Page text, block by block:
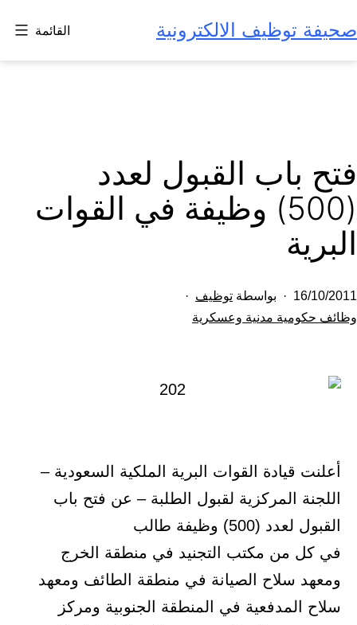
إلى
المحتوى
صحيفة توظيف الالكترونية القائمة
فتح باب القبول لعدد
(500) وظيفة في القوات
البرية
تم
النشر
16/10/2011 بواسطة توظيف
مصنف
وظائف حكومية مدنية وعسكرية
أعلنت قيادة القوات البرية الملكية السعودية –
اللجنة المركزية لقبول الطلبة – عن فتح باب
القبول لعدد (500) وظيفة طالب
في كل من مكتب التجنيد في منطقة الخرج
ومعهد سلاح الصيانة في منطقة الطائف ومعهد
سلاح المدفعية في المنطقة الجنوبية ومركز